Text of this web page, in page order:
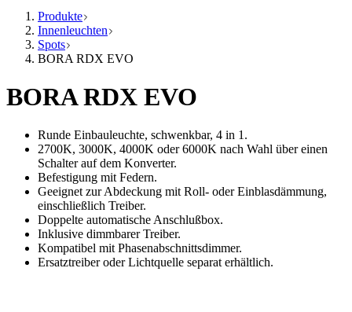
Produkte
Innenleuchten
Spots
BORA RDX EVO
BORA RDX EVO
Runde Einbauleuchte, schwenkbar, 4 in 1.
2700K, 3000K, 4000K oder 6000K nach Wahl über einen
Schalter auf dem Konverter.
Befestigung mit Federn.
Geeignet zur Abdeckung mit Roll- oder Einblasdämmung,
einschließlich Treiber.
Doppelte automatische Anschlußbox.
Inklusive dimmbarer Treiber.
Kompatibel mit Phasenabschnittsdimmer.
Ersatztreiber oder Lichtquelle separat erhältlich.